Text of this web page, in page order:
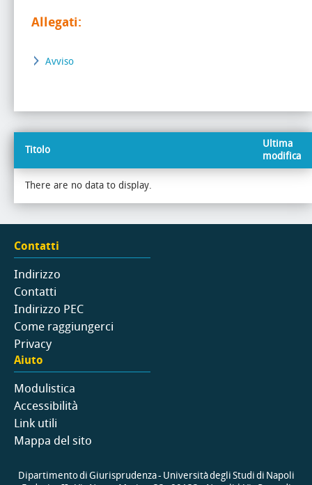
Allegati:
Avviso
Titolo
Ultima
modifica
There are no data to display.
Contatti
Indirizzo
Contatti
Indirizzo PEC
Come raggiungerci
Privacy
Aiuto
Modulistica
Accessibilità
Link utili
Mappa del sito
Dipartimento di Giurisprudenza - Università degli Studi di Napoli